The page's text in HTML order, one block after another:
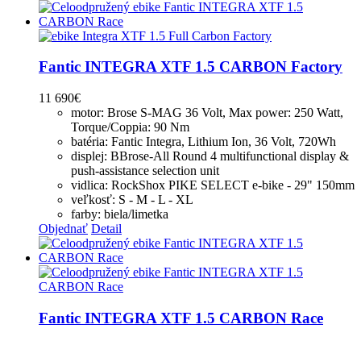
Fantic INTEGRA XTF 1.5 CARBON Factory
11 690€
motor: Brose S-MAG 36 Volt, Max power: 250 Watt,
Torque/Coppia: 90 Nm
batéria: Fantic Integra, Lithium Ion, 36 Volt, 720Wh
displej: BBrose-All Round 4 multifunctional display &
push-assistance selection unit
vidlica: RockShox PIKE SELECT e-bike - 29" 150mm
veľkosť: S - M - L - XL
farby: biela/limetka
Objednať Detail
Fantic INTEGRA XTF 1.5 CARBON Race